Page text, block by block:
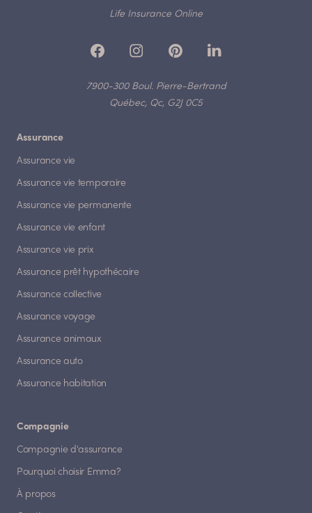
Life Insurance Online
7900-300 Boul. Pierre-Bertrand
Québec, Qc, G2J 0C5
Assurance
Assurance vie
Assurance vie temporaire
Assurance vie permanente
Assurance vie enfant
Assurance vie prix
Assurance prêt hypothécaire
Assurance collective
Assurance voyage
Assurance animaux
Assurance auto
Assurance habitation
Compagnie
Compagnie d'assurance
Pourquoi choisir Emma?
À propos